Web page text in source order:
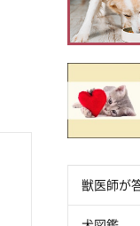
獣医師が